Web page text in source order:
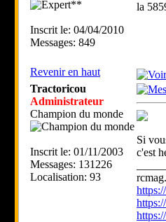
Inscrit le: 04/04/2010
Messages: 849
la
Revenir en haut
Tractoricou
Administrateur
Champion du monde
Inscrit le: 01/11/2003
Messages: 131226
Localisation: 93
Si
c'est